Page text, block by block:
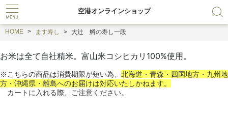
空港オンラインショップ
HOME ます寿し 大辻 鱒の寿し一段
お米は全て自社精米。富山米コシヒカリ100%使用。
※こちらの商品は消費期限が短い為、 北海道・青森・四国地方・九州地
方・沖縄県・離島へのお届けは対応いたしかねます。
カートに入れる際、ご注意ください。